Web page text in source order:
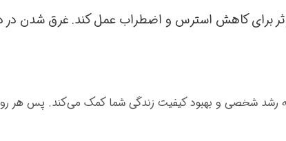
برای کاهش استرس و اضطراب عمل کند. غرق شدن در
شخصی و بهبود کیفیت زندگی شما کمک می‌کند. پس هر روز